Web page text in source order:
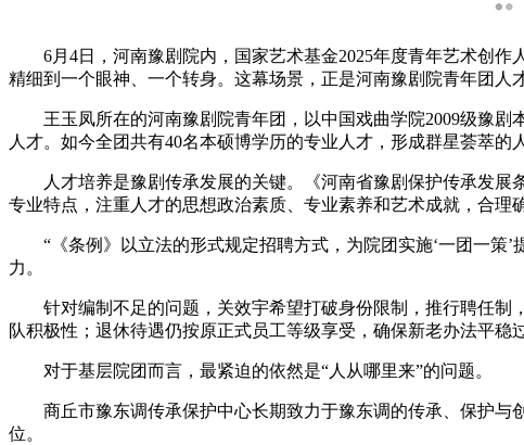
6月4日，河南豫剧院内，国家艺术基金2025年度青年艺术创作
精细到一个眼神、一个转身。这幕场景，正是河南豫剧院青年团人
王玉凤所在的河南豫剧院青年团，以中国戏曲学院2009级豫剧
人才。如今全团共有40名本硕博学历的专业人才，形成群星荟萃的
人才培养是豫剧传承发展的关键。《河南省豫剧保护传承发展
专业特点，注重人才的思想政治素质、专业素养和艺术成就，合理
“《条例》以立法的形式规定招聘方式，为院团实施‘一团一策’
力。
针对编制不足的问题，关效宇希望打破身份限制，推行聘任制
队积极性；退休待遇仍按原正式员工等级享受，确保新老办法平稳
对于基层院团而言，最紧迫的依然是“人从哪里来”的问题。
商丘市豫东调传承保护中心长期致力于豫东调的传承、保护与
位。